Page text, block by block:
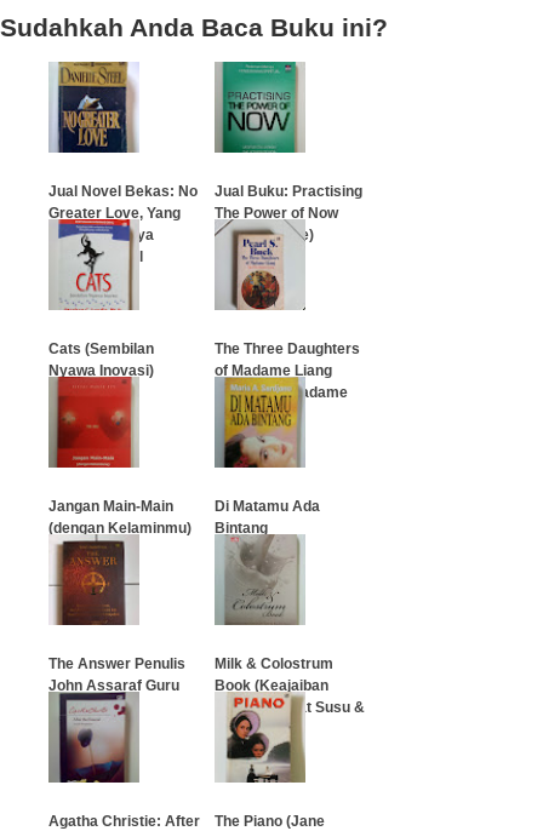
Sudahkah Anda Baca Buku ini?
Jual Novel Bekas: No
Greater Love, Yang
Terkasih Karya
Danielle Steel
…
Jual Buku: Practising
The Power of Now
(Eckhart Tolle)
Cats (Sembilan
Nyawa Inovasi)
…
The Three Daughters
of Madame Liang
(Tiga Putri Madame
Liang)
Jangan Main-Main
(dengan Kelaminmu)
Di Matamu Ada
Bintang
The Answer Penulis
John Assaraf Guru
The Secret
Milk & Colostrum
Book (Keajaiban
Serta Manfaat Susu &
Kolostrum)
Agatha Christie: After
The Piano (Jane